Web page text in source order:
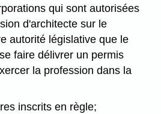
qui sont autorisées
d'architecte sur le
autorité législative que le
faire délivrer un permis
la profession dans la
inscrits en règle;